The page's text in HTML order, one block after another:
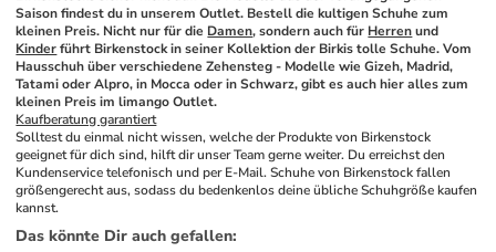
Saison findest du in unserem Outlet. Bestell die kultigen Schuhe zum
kleinen Preis. Nicht nur für die Damen, sondern auch für Herren
Kinder führt Birkenstock in seiner Kollektion der Birkis tolle Schuhe. Vom
Hausschuh über verschiedene Zehensteg - Modelle wie Gizeh, Madrid,
Tatami oder Alpro, in Mocca oder in Schwarz, gibt es auch hier alles zum
kleinen Preis im limango Outlet.
Kaufberatung garantiert
Solltest du einmal nicht wissen, welche der Produkte von Birkenstock
geeignet für dich sind, hilft dir unser Team gerne weiter. Du erreichst den
Kundenservice telefonisch und per E-Mail. Schuhe von Birkenstock fallen
größengerecht aus, sodass du bedenkenlos deine übliche Schuhgröße kaufen
kannst.
Das könnte Dir auch gefallen: